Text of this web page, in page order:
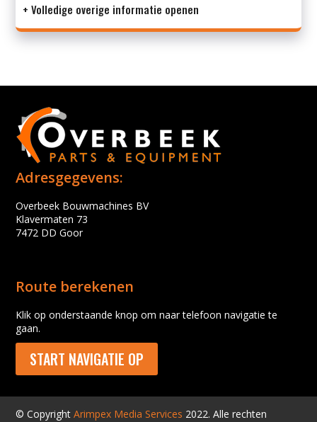
+ Volledige overige informatie openen
Adresgegevens:
Overbeek Bouwmachines BV
Klavermaten 73
7472 DD Goor
Route berekenen
Klik op onderstaande knop om naar telefoon navigatie te
gaan.
START NAVIGATIE OP
© CopyrightArimpex Media Services 2022. Alle rechten